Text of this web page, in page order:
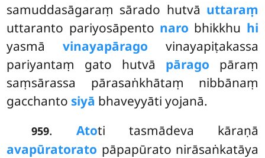
samuddasāgaraṃ sārado hutvā uttaraṃ
uttaranto pariyosāpento naro bhikkhu hi
yasmā vinayapārago vinayapiṭakassa
pariyantaṃ gato hutvā pārago pāraṃ
saṃsārassa pārasaṅkhātaṃ nibbānaṃ
gacchanto siyā bhaveyyāti yojanā.
959. Atoti tasmādeva kāraṇā
avapūratorato pāpapūrato nirāsaṅkatāya